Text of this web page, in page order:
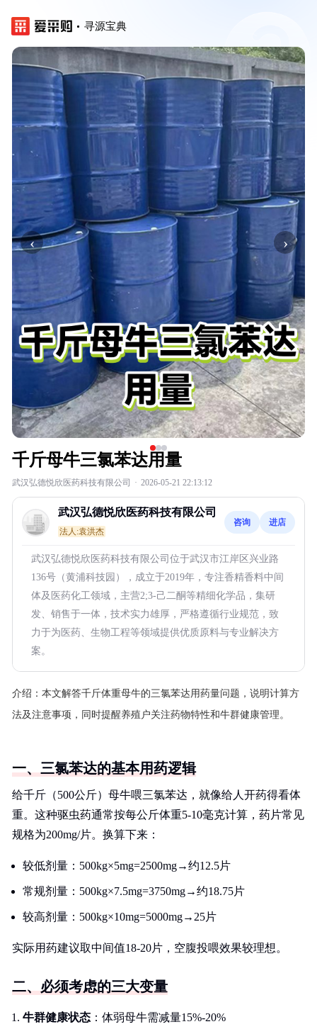
寻源宝典
‹ ›
千斤母牛三氯苯达用量
武汉弘德悦欣医药科技有限公司 · 2026-05-21 22:13:12
武汉弘德悦欣医药科技有限公司
法人:袁洪杰
咨询 进店
武汉弘德悦欣医药科技有限公司位于武汉市江岸区兴业路
136号（黄浦科技园），成立于2019年，专注香精香料中间
体及医药化工领域，主营2;3-己二酮等精细化学品，集研
发、销售于一体，技术实力雄厚，严格遵循行业规范，致
力于为医药、生物工程等领域提供优质原料与专业解决方
案。
介绍： 本文解答千斤体重母牛的三氯苯达用药量问题，说明计算方
法及注意事项，同时提醒养殖户关注药物特性和牛群健康管理。
一、三氯苯达的基本用药逻辑
给千斤（500公斤）母牛喂三氯苯达，就像给人开药得看体
重。这种驱虫药通常按每公斤体重5-10毫克计算，药片常见
规格为200mg/片。换算下来：
较低剂量：500kg×5mg=2500mg→约12.5片
常规剂量：500kg×7.5mg=3750mg→约18.75片
较高剂量：500kg×10mg=5000mg→25片
实际用药建议取中间值18-20片，空腹投喂效果较理想。
二、必须考虑的三大变量
牛群健康状态 ：体弱母牛需减量15%-20%